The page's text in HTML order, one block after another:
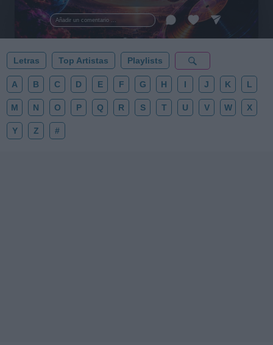
Añadir un comentario ...
al firmamento y siente la gravedad cero. 💾 ¡Guarda
esta colección para tu próxima noche estrellada!
✨⭐
Letras Top Artistas Playlists
A B C D E F G H I J K L
M N O P Q R S T U V W X
Y Z #